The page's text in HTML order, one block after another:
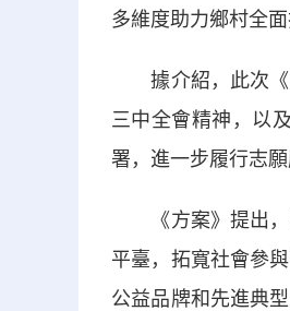
多維度助力鄉村全面
據介紹，此次《
三中全會精神，以
署，進一步履行志
《方案》提出，
平臺，拓寬社會參
公益品牌和先進典型